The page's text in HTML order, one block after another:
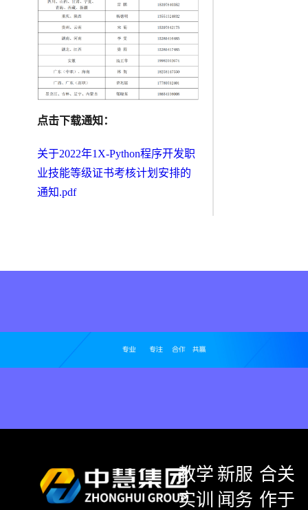
点击下载通知：
关于2022年1X-Python程序开发职
业技能等级证书考核计划安排的
通知.pdf
教学
实训
新
闻
服
务
合
作
关
于